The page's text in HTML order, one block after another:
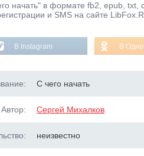
начать" в формате fb2, epub,
и SMS на сайте
В Instagram В
С чего начать
Автор: Сергей Михалков
неизвестно